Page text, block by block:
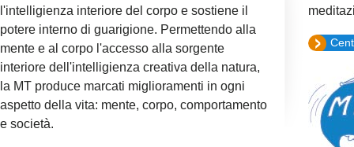
l'intelligienza interiore del corpo e sostiene il
potere interno di guarigione. Permettendo alla
mente e al corpo l'accesso alla sorgente
interiore dell'intelligienza creativa della natura,
la MT produce marcati miglioramenti in ogni
aspetto della vita: mente, corpo, comportamento
e società.